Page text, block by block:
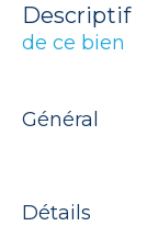
descriptif
de ce bien
Général
Détails